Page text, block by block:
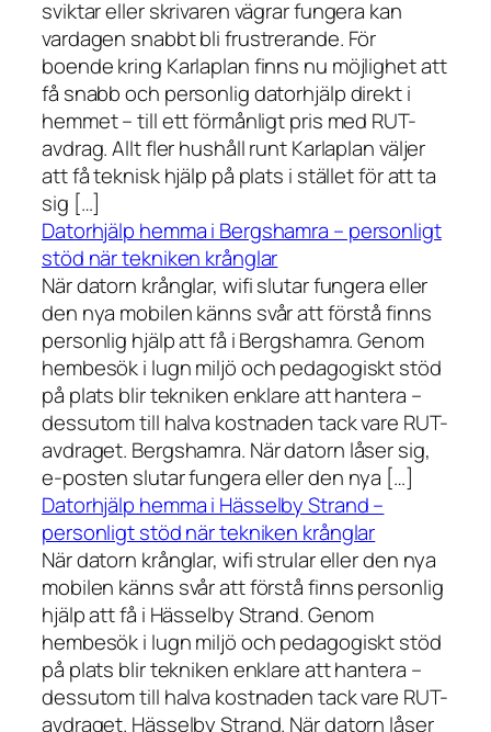
sviktar eller skrivaren vägrar fungera kan
vardagen snabbt bli frustrerande. För
boende kring Karlaplan finns nu möjlighet att
få snabb och personlig datorhjälp direkt i
hemmet – till ett förmånligt pris med RUT-
avdrag. Allt fler hushåll runt Karlaplan väljer
att få teknisk hjälp på plats i stället för att ta
sig […]
Datorhjälp hemma i Bergshamra – personligt
stöd när tekniken krånglar
När datorn krånglar, wifi slutar fungera eller
den nya mobilen känns svår att förstå finns
personlig hjälp att få i Bergshamra. Genom
hembesök i lugn miljö och pedagogiskt stöd
på plats blir tekniken enklare att hantera –
dessutom till halva kostnaden tack vare RUT-
avdraget. Bergshamra. När datorn låser sig,
e-posten slutar fungera eller den nya […]
Datorhjälp hemma i Hässelby Strand –
personligt stöd när tekniken krånglar
När datorn krånglar, wifi strular eller den nya
mobilen känns svår att förstå finns personlig
hjälp att få i Hässelby Strand. Genom
hembesök i lugn miljö och pedagogiskt stöd
på plats blir tekniken enklare att hantera –
dessutom till halva kostnaden tack vare RUT-
avdraget. Hässelby Strand. När datorn låser